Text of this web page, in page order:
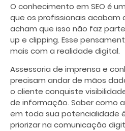
O conhecimento em SEO é
que os profissionais acabam
acham que isso não faz
up e clipping. Esse
mais com a realidade digital.
Assessoria de imprensa e
precisam andar de mãos
o cliente conquiste
de informação. Saber como
em toda sua potencialidade
priorizar na comunicação